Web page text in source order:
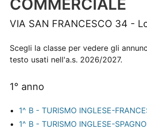
COMMERCIALE
VIA SAN FRANCESCO 34 -
Scegli la classe per vedere gli
testo usati nell'a.s. 2026/2027.
1° anno
1^ B - TURISMO INGLESE-
1^ B - TURISMO INGLESE-